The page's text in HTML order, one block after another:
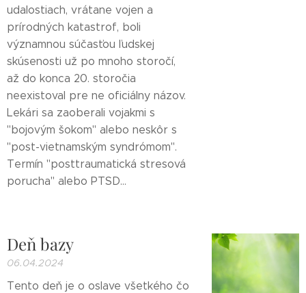
udalostiach, vrátane vojen a
prírodných katastrof, boli
významnou súčasťou ľudskej
skúsenosti už po mnoho storočí,
až do konca 20. storočia
neexistoval pre ne oficiálny názov.
Lekári sa zaoberali vojakmi s
"bojovým šokom" alebo neskôr s
"post-vietnamským syndrómom".
Termín "posttraumatická stresová
porucha" alebo PTSD...
Deň bazy
06.04.2024
Tento deň je o oslave všetkého čo